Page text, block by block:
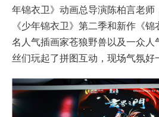
年锦衣卫》动画总导演陈柏言老师
《少年锦衣卫》第二季和新作《
名人气插画家苍狼野兽以及一众
丝们玩起了拼图互动，现场气氛好